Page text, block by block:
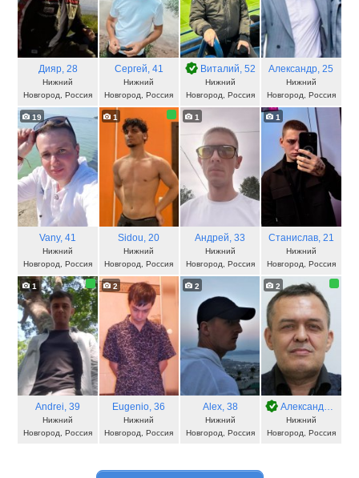
Дияр, 28
Нижний
Новгород, Россия
Сергей, 41
Нижний
Новгород, Россия
Виталий, 52
Нижний
Новгород, Россия
Александр, 25
Нижний
Новгород, Россия
19
Vany, 41
Нижний
Новгород, Россия
1
Sidou, 20
Нижний
Новгород, Россия
1
Андрей, 33
Нижний
Новгород, Россия
1
Станислав, 21
Нижний
Новгород, Россия
1
Andrei, 39
Нижний
Новгород, Россия
2
Eugenio, 36
Нижний
Новгород, Россия
2
Alex, 38
Нижний
Новгород, Россия
2
Александр II й
Нижний
Новгород, Россия